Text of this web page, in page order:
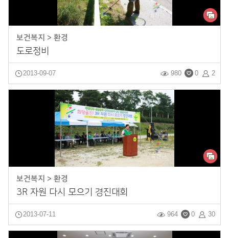
보건복지 > 환경
도로정비
2013-09-07 2
0
980
보건복지 > 환경
3R 자원 다시 모으기 경진대회
2013-07-11 30
0
964